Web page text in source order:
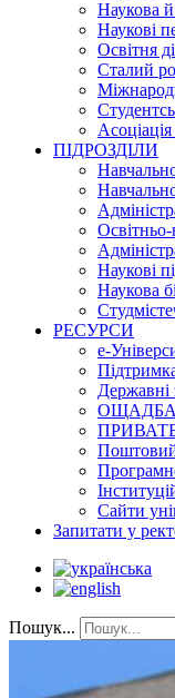
Наукова й
Наукові
Освітня
Сталий
ПІДРОЗДІЛИ
Наукові
Наукова
РЕСУРСИ
е-
Державні
Сайти
Запитати у
Пошук...